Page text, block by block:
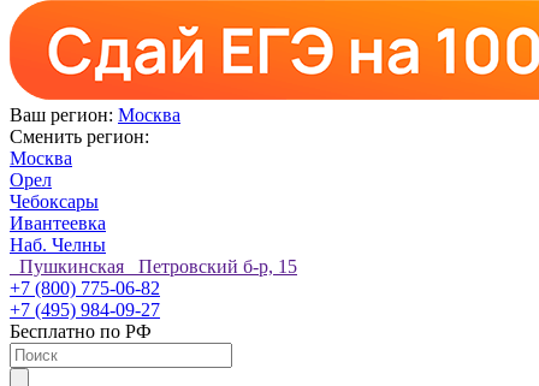
Ваш регион: Москва
Сменить регион:
Москва
Орел
Чебоксары
Ивантеевка
Наб. Челны
Пушкинская Петровский б-р, 15
+7 (800) 775-06-82
+7 (495) 984-09-27
Бесплатно по РФ